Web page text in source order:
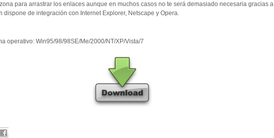
para arrastrar los enlaces aunque en muchos casos no te será demasiado necesaria gracias a
dispone de integración con Internet Explorer, Netscape y Opera.
operativo: Win95/98/98SE/Me/2000/NT/XP/Vista/7